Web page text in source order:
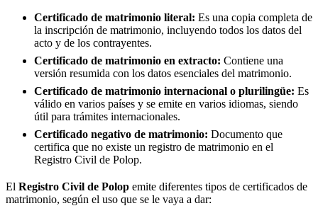
Certificado de matrimonio literal: Es una copia completa de
la inscripción de matrimonio, incluyendo todos los datos del
acto y de los contrayentes.
Certificado de matrimonio en extracto: Contiene una
versión resumida con los datos esenciales del matrimonio.
Certificado de matrimonio internacional o plurilingüe: Es
válido en varios países y se emite en varios idiomas, siendo
útil para trámites internacionales.
Certificado negativo de matrimonio: Documento que
certifica que no existe un registro de matrimonio en el
Registro Civil de Polop.
El Registro Civil de Polop emite diferentes tipos de certificados de
matrimonio, según el uso que se le vaya a dar: